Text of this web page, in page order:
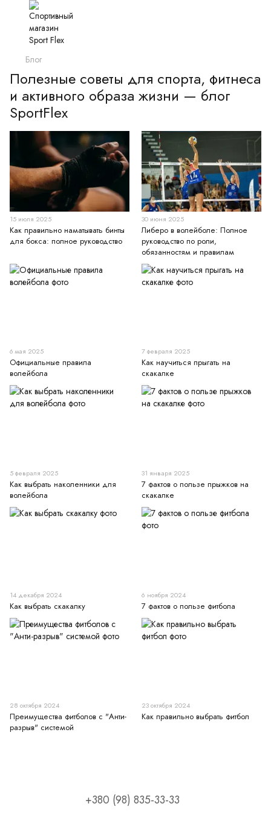
Блог
Полезные советы для спорта, фитнеса
и активного образа жизни — блог
SportFlex
15 июля 2025
Как правильно наматывать бинты
для бокса: полное руководство
30 июня 2025
Либеро в волейболе: Полное
руководство по роли,
обязанностям и правилам
6 мая 2025
Официальные правила
волейбола
7 февраля 2025
Как научиться прыгать на
скакалке
5 февраля 2025
Как выбрать наколенники для
волейбола
31 января 2025
7 фактов о пользе прыжков на
скакалке
14 декабря 2024
Как выбрать скакалку
6 ноября 2024
7 фактов о пользе фитбола
28 октября 2024
Преимущества фитболов с "Анти-
разрыв" системой
23 октября 2024
Как правильно выбрать фитбол
+380 (98) 835-33-33